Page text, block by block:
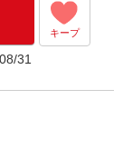
キープ
31